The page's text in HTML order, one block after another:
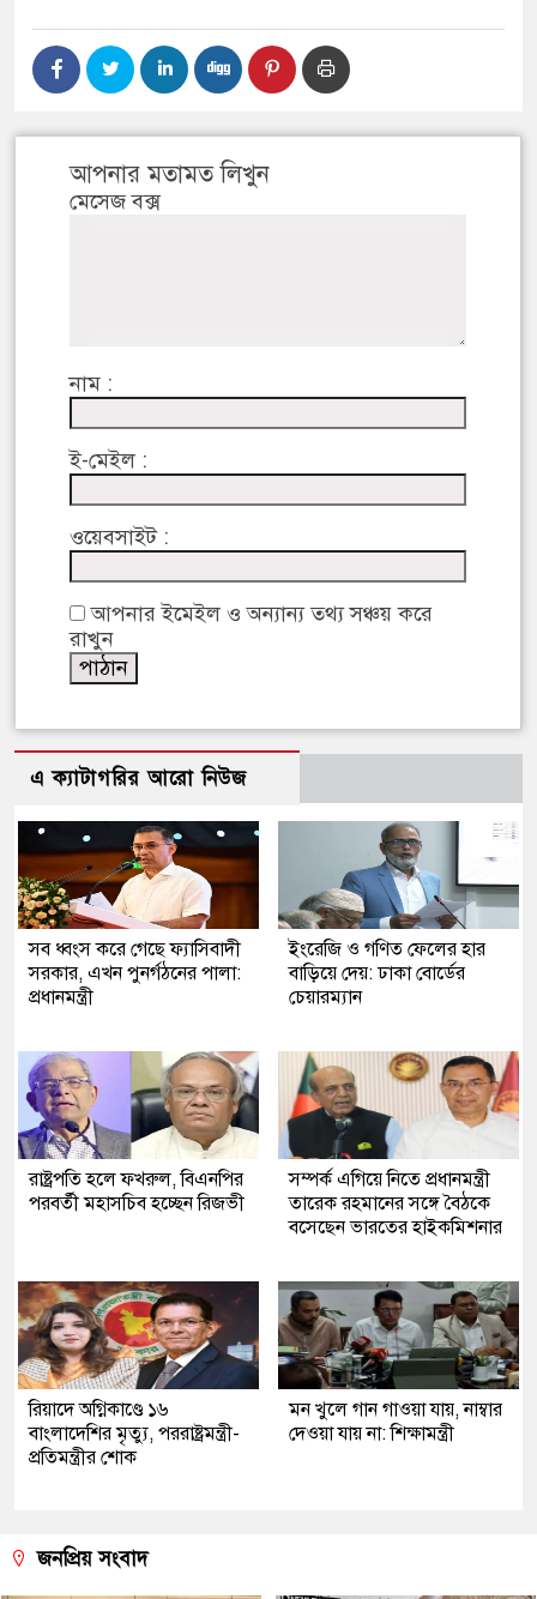
আপনার মতামত লিখুন
মেসেজ বক্স
নাম :
ই-মেইল :
ওয়েবসাইট :
আপনার ইমেইল ও অন্যান্য তথ্য সঞ্চয় করে
রাখুন
এ ক্যাটাগরির আরো নিউজ
সব ধ্বংস করে গেছে ফ্যাসিবাদী
সরকার, এখন পুনর্গঠনের পালা:
প্রধানমন্ত্রী
ইংরেজি ও গণিত ফেলের হার
বাড়িয়ে দেয়: ঢাকা বোর্ডের
চেয়ারম্যান
রাষ্ট্রপতি হলে ফখরুল, বিএনপির
পরবর্তী মহাসচিব হচ্ছেন রিজভী
সম্পর্ক এগিয়ে নিতে প্রধানমন্ত্রী
তারেক রহমানের সঙ্গে বৈঠকে
বসেছেন ভারতের হাইকমিশনার
রিয়াদে অগ্নিকাণ্ডে ১৬
বাংলাদেশির মৃত্যু, পররাষ্ট্রমন্ত্রী-
প্রতিমন্ত্রীর শোক
মন খুলে গান গাওয়া যায়, নাম্বার
দেওয়া যায় না: শিক্ষামন্ত্রী
জনপ্রিয় সংবাদ